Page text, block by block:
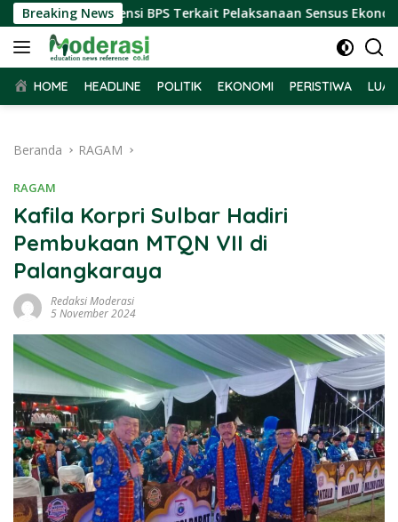
Langsung
ke
konten
Breaking News
Audiensi BPS Terkait Pelaksanaan Sensus Ekonomi 2026
HOME HEADLINE POLITIK EKONOMI PERISTIWA
Beranda RAGAM
RAGAM
Kafila Korpri Sulbar Hadiri
Pembukaan MTQN VII di
Palangkaraya
Redaksi Moderasi
5 November 2024